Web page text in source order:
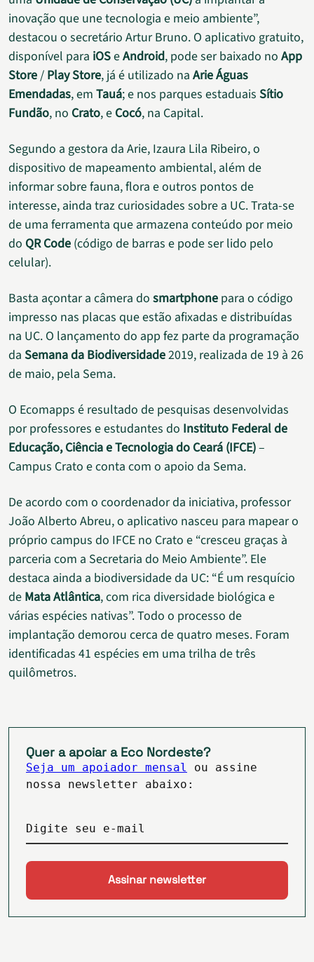
inovação que une tecnologia e meio ambiente”,
destacou o secretário Artur Bruno. O aplicativo gratuito,
disponível para iOSeAndroid, pode ser baixado no App
Store / Play Store, já é utilizado na Arie Águas
Emendadas, em Tauá; e nos parques estaduais Sítio
Fundão, no Crato, e Cocó, na Capital.
Segundo a gestora da Arie, Izaura Lila Ribeiro, o
dispositivo de mapeamento ambiental, além de
informar sobre fauna, flora e outros pontos de
interesse, ainda traz curiosidades sobre a UC. Trata-se
de uma ferramenta que armazena conteúdo por meio
do QR Code (código de barras e pode ser lido pelo
celular).
Basta açontar a câmera do smartphone para o código
impresso nas placas que estão afixadas e distribuídas
na UC. O lançamento do app fez parte da programação
da Semana da Biodiversidade2019, realizada de 19 à 26
de maio, pela Sema.
O Ecomapps é resultado de pesquisas desenvolvidas
por professores e estudantes do Instituto Federal de
Educação, Ciência e Tecnologia do Ceará (IFCE)–
Campus Crato e conta com o apoio da Sema.
De acordo com o coordenador da iniciativa, professor
João Alberto Abreu, o aplicativo nasceu para mapear o
próprio campus do IFCE no Crato e “cresceu graças à
parceria com a Secretaria do Meio Ambiente”. Ele
destaca ainda a biodiversidade da UC: “É um resquício
de Mata Atlântica, com rica diversidade biológica e
várias espécies nativas”. Todo o processo de
implantação demorou cerca de quatro meses. Foram
identificadas 41 espécies em uma trilha de três
quilômetros.
Quer a apoiar a Eco Nordeste?
Seja um apoiador mensal
ou assine
nossa newsletter abaixo:
Digite seu e-mail